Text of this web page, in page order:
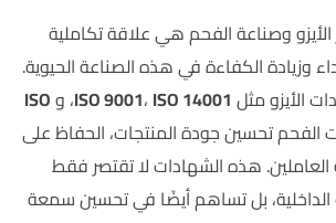
الأيزو وصناعة الفحم هي علاقة تكاملية
وزيادة الكفاءة في هذه الصناعة الحيوية.
الأيزو مثل
ISO 9001، ISO 14001 ، وISO
الفحم تحسين جودة المنتجات، الحفاظ على
العاملين. هذه الشهادات لا تقتصر فقط
بل تساهم أيضًا في تحسين سمعة